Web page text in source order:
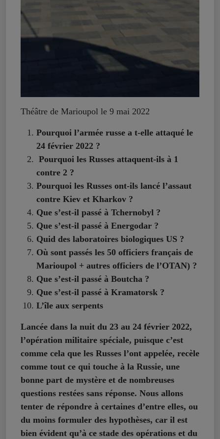
Théâtre de Marioupol le 9 mai 2022
Pourquoi l’armée russe a t-elle attaqué le
24 février 2022 ?
Pourquoi les Russes attaquent-ils à 1
contre 2 ?
Pourquoi les Russes ont-ils lancé l’assaut
contre Kiev et Kharkov ?
Que s’est-il passé à Tchernobyl ?
Que s’est-il passé à Energodar ?
Quid des laboratoires biologiques US ?
Où sont passés les 50 officiers français de
Marioupol + autres officiers de l’OTAN) ?
Que s’est-il passé à Boutcha ?
Que s’est-il passé à Kramatorsk ?
L’île aux serpents
Lancée dans la nuit du 23 au 24 février 2022,
l’opération militaire spéciale, puisque c’est
comme cela que les Russes l’ont appelée, recèle
comme tout ce qui touche à la Russie, une
bonne part de mystère et de nombreuses
questions restées sans réponse. Nous allons
tenter de répondre à certaines d’entre elles, ou
du moins formuler des hypothèses, car il est
bien évident qu’à ce stade des opérations et du